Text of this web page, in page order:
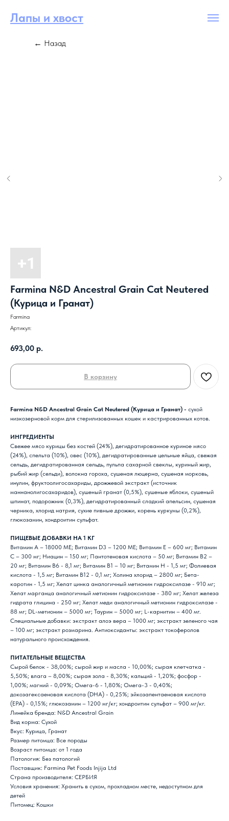
Лапы и хвост
← Назад
Farmina N&D Ancestral Grain Cat Neutered
(Курица и Гранат)
Farmina
Артикул:
693,00 р.
В корзину
Farmina N&D Ancestral Grain Cat Neutered (Курица и Гранат) - сухой
низкозерновой корм для стерилизованных кошек и кастрированных котов.
ИНГРЕДИЕНТЫ
Свежее мясо курицы без костей (24%), дегидратированное куриное мясо
(24%), спельта (10%), овес (10%), дегидратированные цельные яйца, свежая
сельдь, дегидратированная сельдь, пульпа сахарной свеклы, куриный жир,
рыбий жир (сельди), волокна гороха, сушеная люцерна, сушеная морковь,
инулин, фруктоолигосахариды, дрожжевой экстракт (источник
маннанолигосахаридов), сушеный гранат (0,5%), сушеные яблоки, сушеный
шпинат, подорожник (0,3%), дегидратированный сладкий апельсин, сушеная
черника, хлорид натрия, сухие пивные дрожжи, корень куркумы (0,2%),
глюкозамин, хондроитин сульфат.
ПИЩЕВЫЕ ДОБАВКИ НА 1 КГ
Витамин А – 18000 МЕ; Витамин D3 – 1200 МЕ; Витамин Е – 600 мг; Витамин
С – 300 мг; Ниацин – 150 мг; Пантотеновая кислота – 50 мг; Витамин В2 –
20 мг; Витамин В6 - 8,1 мг; Витамин В1 – 10 мг; Витамин H - 1,5 мг; Фолиевая
кислота - 1,5 мг; Витамин B12 - 0,1 мг; Холина хлорид – 2800 мг; Бета-
каротин - 1,5 мг; Хелат цинка аналогичный метионин гидроксилазе - 910 мг;
Хелат марганца аналогичный метионин гидроксилазе - 380 мг; Хелат железа
гидрата глицина - 250 мг; Хелат меди аналогичный метионин гидроксилазе -
88 мг; DL-метионин – 5000 мг; Таурин – 5000 мг; L-карнитин – 400 мг.
Специальные добавки: экстракт алоэ вера – 1000 мг; экстракт зеленого чая
– 100 мг; экстракт розмарина. Антиоксиданты: экстракт токоферолов
натурального происхождения.
ПИТАТЕЛЬНЫЕ ВЕЩЕСТВА
Сырой белок - 38,00%; сырой жир и масла - 10,00%; сырая клетчатка -
5,50%; влага – 8,00%; сырая зола - 8,30%; кальций - 1,20%; фосфор -
1,00%; магний - 0,09%; Омега-6 - 1,80%; Омега-3 - 0,40%;
докозагексаеновая кислота (DHA) - 0,25%; эйкозапентаеновая кислота
(EPA) - 0,15%; глюкозамин – 1200 мг/кг; хондроитин сульфат – 900 мг/кг.
Линейка бренда: N&D Ancestral Grain
Вид корма: Сухой
Вкус: Курица, Гранат
Размер питомца: Все породы
Возраст питомца: от 1 года
Патология: Без патологий
Поставщик: Farmina Pet Foods Injija Ltd
Страна производителя: СЕРБИЯ
Условия хранения: Хранить в сухом, прохладном месте, недоступном для
детей
Питомец: Кошки